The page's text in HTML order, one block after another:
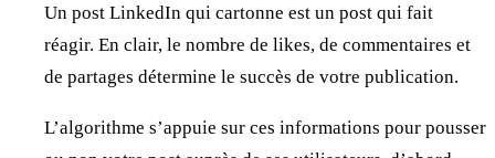
Un post LinkedIn qui cartonne est un post qui fait
réagir. En clair, le nombre de likes, de commentaires et
de partages détermine le succès de votre publication.
L’algorithme s’appuie sur ces informations pour pousser